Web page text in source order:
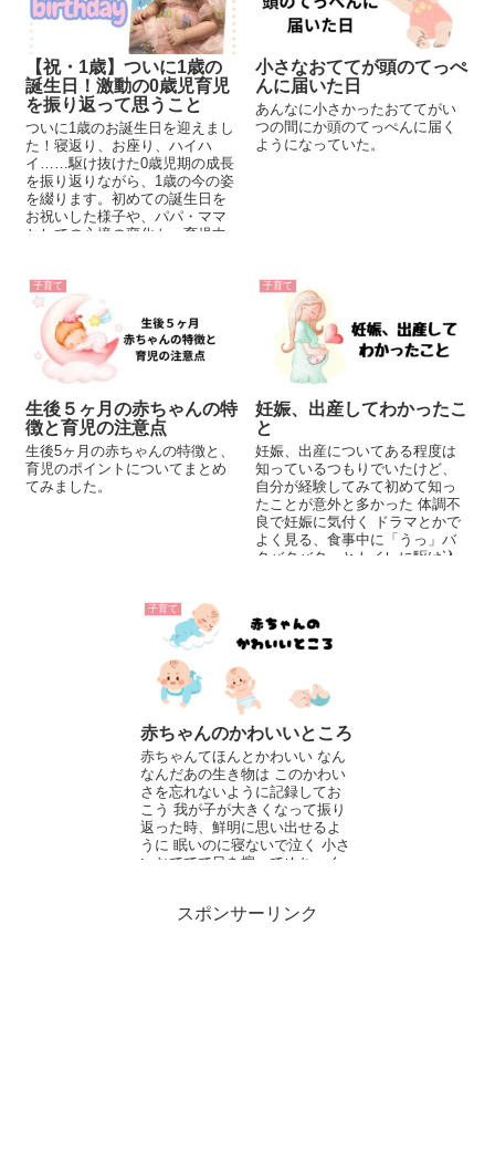
【祝・1歳】ついに1歳の
誕生日！激動の0歳児育児
を振り返って思うこと
ついに1歳のお誕生日を迎えまし
た！寝返り、お座り、ハイハ
イ……駆け抜けた0歳児期の成長
を振り返りながら、1歳の今の姿
を綴ります。初めての誕生日を
お祝いした様子や、パパ・ママ
としての心境の変化も。育児中
小さなおててが頭のてっぺ
んに届いた日
あんなに小さかったおててがい
つの間にか頭のてっぺんに届く
ようになっていた。
子育て
生後５ヶ月の赤ちゃんの特
徴と育児の注意点
生後5ヶ月の赤ちゃんの特徴と、
育児のポイントについてまとめ
てみました。
子育て
妊娠、出産してわかったこ
と
妊娠、出産についてある程度は
知っているつもりでいたけど、
自分が経験してみて初めて知っ
たことが意外と多かった 体調不
良で妊娠に気付く ドラマとかで
よく見る、食事中に「うっ」バ
タバタバタっとトイレに駆け込
子育て
赤ちゃんのかわいいところ
赤ちゃんてほんとかわいい なん
なんだあの生き物は このかわい
さを忘れないように記録してお
こう 我が子が大きくなって振り
返った時、鮮明に思い出せるよ
うに 眠いのに寝ないで泣く 小さ
いおててで目を擦ってめちゃく
スポンサーリンク